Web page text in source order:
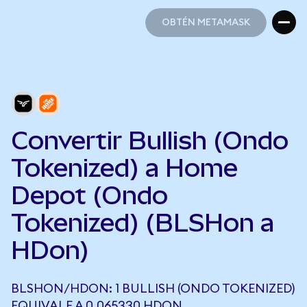
OBTÉN METAMASK
Convertir Bullish (Ondo
Tokenized) a Home
Depot (Ondo
Tokenized) (BLSHon a
HDon)
BLSHON/HDON: 1 BULLISH (ONDO TOKENIZED)